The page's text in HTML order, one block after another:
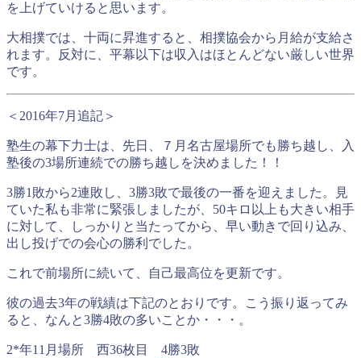
を上げていけると思います。
大相撲では、十両に昇進すると、相撲協会から月給が支給さ
れます。反対に、平幕以下は収入はほとんどない厳しい世界
です。
＜2016年7月追記＞
塾生の幕下力士は、先日、７月名古屋場所でも勝ち越し、入
塾後の3場所連続での勝ち越しを決めました！！
3勝1敗から2連敗し、3勝3敗で最後の一番を迎えました。見
ていた私も非常に緊張しましたが、50キロ以上も大きい相手
に対して、しっかりと当たってから、早い動きで回り込み、
出し投げでの会心の勝利でした。
これで前場所に続いて、自己最高位を更新です。
彼の過去3年の戦績は下記のとおりです。こう振り返ってみ
ると、なんと3勝4敗の多いことか・・・。
2*年11月場所 西36枚目 4勝3敗